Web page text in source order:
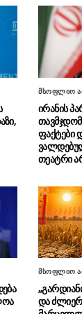
ს საჰაერო
მისია
რასაც ისინი
ქვეყნის
დიდი
ოქროს
შემოტანის
მოსამართლე
ორივე
ბერუაშვილს”
მსოფლიო
ირანის
ფაქტები
თეატრი
მსოფლიო
და